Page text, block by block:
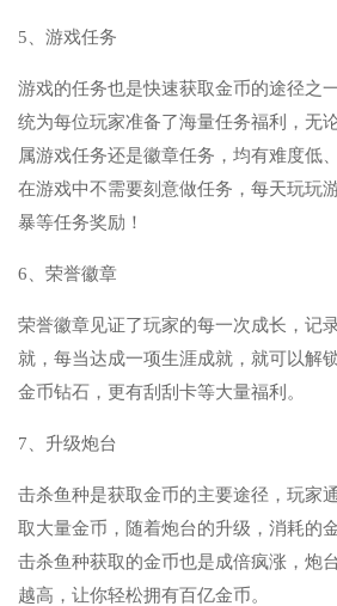
5、游戏任务
游戏的任务也是快速获取金币的途径之
统为每位玩家准备了海量任务福利，无
属游戏任务还是徽章任务，均有难度低
在游戏中不需要刻意做任务，每天玩玩
暴等任务奖励！
6、荣誉徽章
荣誉徽章见证了玩家的每一次成长，记
就，每当达成一项生涯成就，就可以解
金币钻石，更有刮刮卡等大量福利。
7、升级炮台
击杀鱼种是获取金币的主要途径，玩家
取大量金币，随着炮台的升级，消耗的
击杀鱼种获取的金币也是成倍疯涨，炮
越高，让你轻松拥有百亿金币。